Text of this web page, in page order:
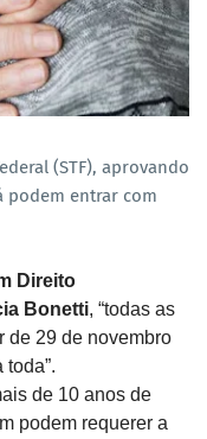
(STF), aprovando
podem entrar com
Direito
Bonetti, “todas as
de 29 de novembro
de 10 anos de
podem requerer a